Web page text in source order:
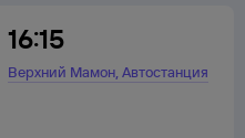
16:15
Верхний Мамон,Автостанция